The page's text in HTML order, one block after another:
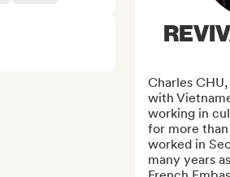
Charles
with
working in
for more than
worked in
many years